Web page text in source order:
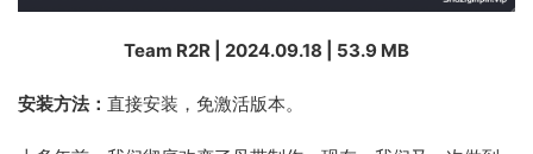
Team R2R | 2024.09.18 | 53.9 MB
安装方法： 直接安装，免激活版本。